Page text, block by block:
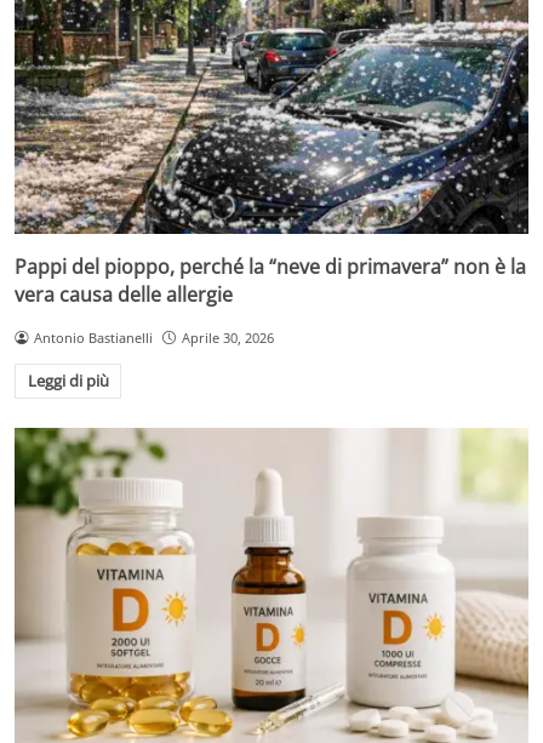
Pappi del pioppo, perché la “neve di primavera” non è la
vera causa delle allergie
Antonio Bastianelli Aprile 30, 2026
Leggi di più